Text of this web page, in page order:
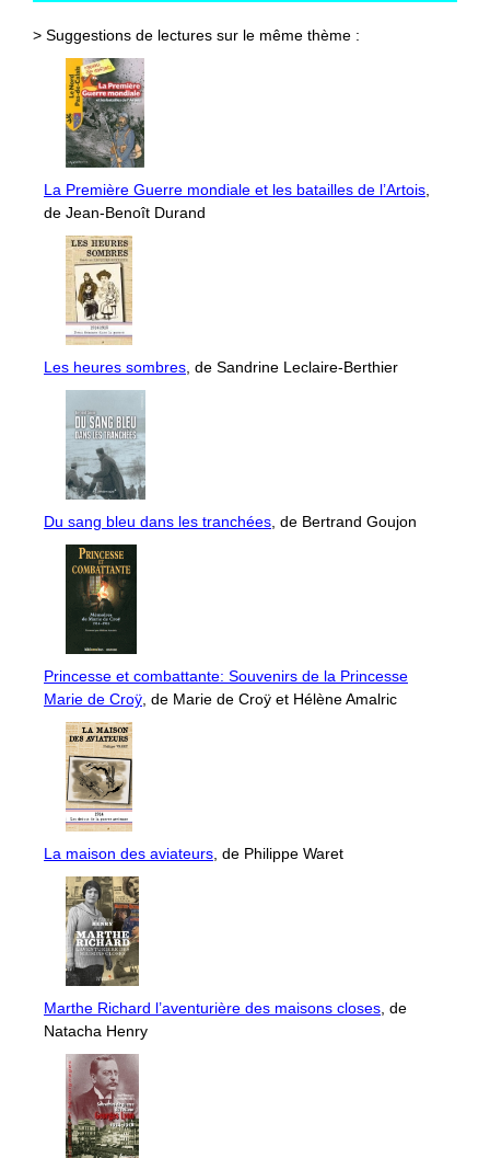
> Suggestions de lectures sur le même thème :
La Première Guerre mondiale et les batailles de l’Artois,
de Jean-Benoît Durand
Les heures sombres, de Sandrine Leclaire-Berthier
Du sang bleu dans les tranchées, de Bertrand Goujon
Princesse et combattante: Souvenirs de la Princesse
Marie de Croÿ, de Marie de Croÿ et Hélène Amalric
La maison des aviateurs, de Philippe Waret
Marthe Richard l’aventurière des maisons closes, de
Natacha Henry